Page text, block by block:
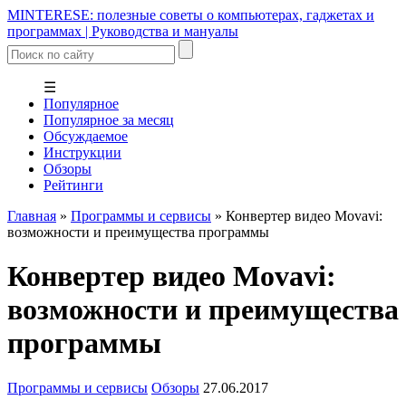
MINTERESE: полезные советы о компьютерах, гаджетах и
программах | Руководства и мануалы
☰
Популярное
Популярное за месяц
Обсуждаемое
Инструкции
Обзоры
Рейтинги
Главная » Программы и сервисы » Конвертер видео Movavi:
возможности и преимущества программы
Конвертер видео Movavi:
возможности и преимущества
программы
Программы и сервисы Обзоры 27.06.2017